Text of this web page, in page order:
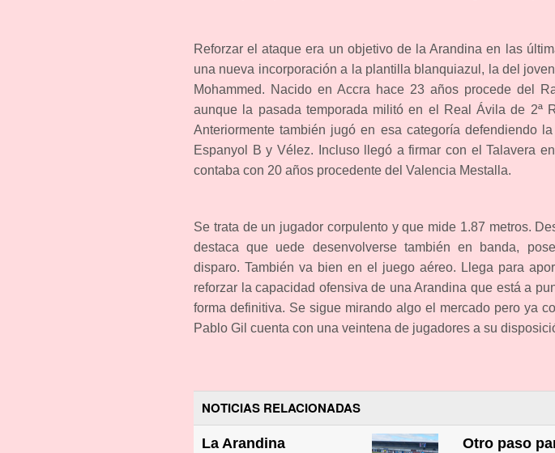
Reforzar el ataque era un objetivo de la Arandina en las
una nueva incorporación a la plantilla blanquiazul, la del
Mohammed. Nacido en Accra hace 23 años procede del
aunque la pasada temporada militó en el Real Ávila de 2ª
Anteriormente también jugó en esa categoría defendiendo
Espanyol B y Vélez. Incluso llegó a firmar con el Talavera
contaba con 20 años procedente del Valencia Mestalla.
Se trata de un jugador corpulento y que mide 1.87 metros.
destaca que uede desenvolverse también en banda,
disparo. También va bien en el juego aéreo. Llega para
reforzar la capacidad ofensiva de una Arandina que está a
forma definitiva. Se sigue mirando algo el mercado pero ya
Pablo Gil cuenta con una veintena de jugadores a su
NOTICIAS RELACIONADAS
La Arandina
Otro paso